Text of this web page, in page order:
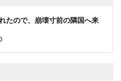
たので、崩壊寸前の隣国へ来